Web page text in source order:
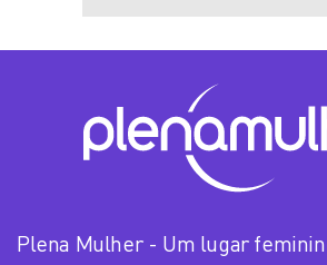
Plena Mulher - Um lugar